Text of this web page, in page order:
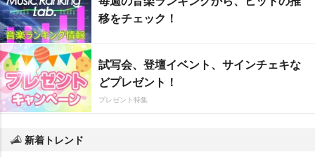
移をチェック！
試写会、登壇イベント、サインチェキな
どプレゼント！
プレゼント特集
新着トレンド